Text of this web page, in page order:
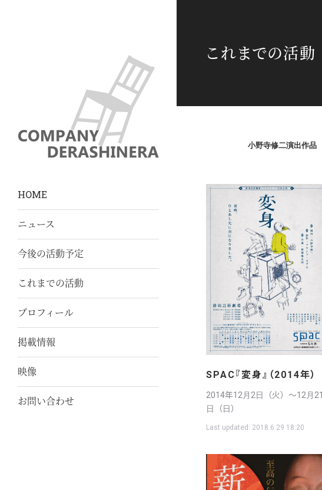
HOME
ニュース
今後の活動予定
これまでの活動
プロフィール
掲載情報
映像
お問い合わせ
これまでの活動
小野寺修二演出作品
SPAC『変身』（2014年）
2014年12月2日（火）〜12月21
日（日）
Last updated: 2018.6.29 18:20